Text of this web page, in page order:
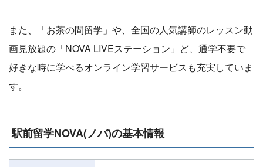
また、「お茶の間留学」や、全国の人気講師のレッスン動
画見放題の「NOVA LIVEステーション」ど、通学不要で
好きな時に学べるオンライン学習サービスも充実していま
す。
駅前留学NOVA(ノバ)の基本情報